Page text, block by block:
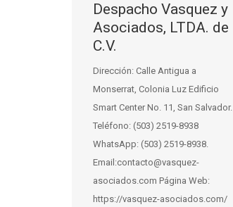
Despacho Vasquez y
Asociados, LTDA. de
C.V.
Dirección: Calle Antigua a
Monserrat, Colonia Luz Edificio
Smart Center No. 11, San Salvador.
Teléfono: (503) 2519-8938
WhatsApp: (503) 2519-8938.
Email:contacto@vasquez-
asociados.com Página Web:
https://vasquez-asociados.com/